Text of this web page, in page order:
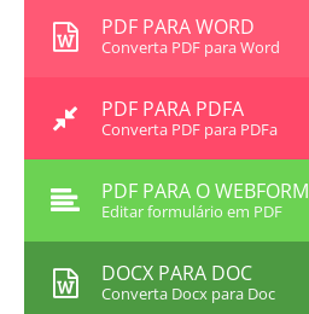
PDF PARA WORD
Converta PDF para Word
PDF PARA PDFA
Converta PDF para PDFa
PDF PARA O WEBFORM
Editar formulário em PDF
DOCX PARA DOC
Converta Docx para Doc